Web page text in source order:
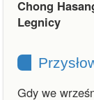
Chong
Legnicy
Gdy we